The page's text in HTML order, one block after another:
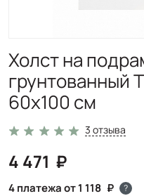
Холст на
грунтованный
60х100 см
3 отзыва
4 471
4 платежа от 1 118 ?